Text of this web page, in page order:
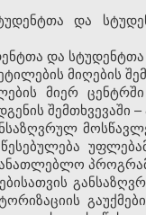
და
და
მიღების
მიერ
შემთხვევაში –